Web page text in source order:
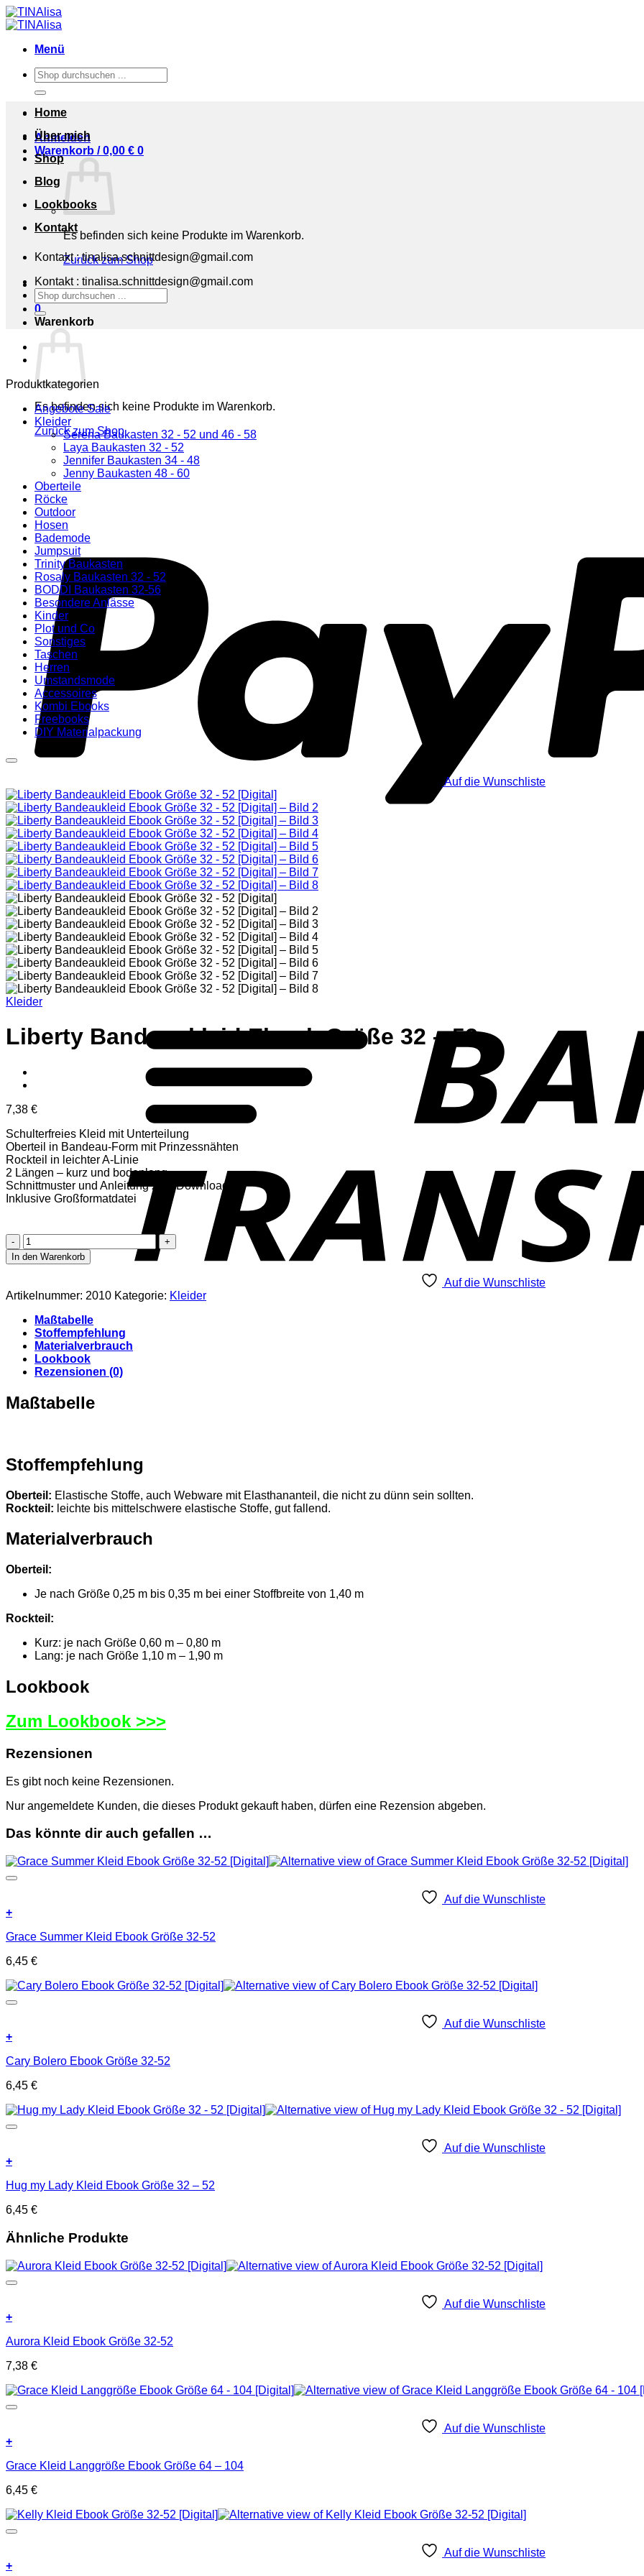
Zum
Inhalt
Menü
Suchen
nach:
Anmelden
Warenkorb /0,00 € 0
Es befinden sich keine Produkte im Warenkorb.
Zurück zum Shop
0
Warenkorb
Es befinden sich keine Produkte im Warenkorb.
Zurück zum Shop
Home
Über mich
Shop
Blog
Lookbooks
Kontakt
Kontakt : tinalisa.schnittdesign@gmail.com
Kontakt : tinalisa.schnittdesign@gmail.com
Suchen
nach:
Produktkategorien
Angebote Sale
Kleider
Serena Baukasten 32 - 52 und 46 - 58
Laya Baukasten 32 - 52
Jennifer Baukasten 34 - 48
Jenny Baukasten 48 - 60
Oberteile
Röcke
Outdoor
Hosen
Bademode
Jumpsuit
Trinity Baukasten
Rosaly Baukasten 32 - 52
BODDI Baukasten 32-56
Besondere Anlässe
Kinder
Plot und Co
Sonstiges
Taschen
Herren
Umstandsmode
Accessoires
Kombi Ebooks
Freebooks
DIY Materialpackung
Auf die Wunschliste
Kleider
Liberty Bandeaukleid Ebook Größe 32 – 52
7,38 €
Schulterfreies Kleid mit Unterteilung
Oberteil in Bandeau-Form mit Prinzessnähten
Rockteil in leichter A-Linie
2 Längen – kurz und bodenlang.
Schnittmuster und Anleitung zum Download
Inklusive Großformatdatei
Liberty
Bandeaukleid
Ebook
32
52
[Digital]
Menge
In den Warenkorb
Auf die Wunschliste
Artikelnummer: 2010 Kategorie: Kleider
Maßtabelle
Stoffempfehlung
Materialverbrauch
Lookbook
Rezensionen (0)
Maßtabelle
Stoffempfehlung
Oberteil: Elastische Stoffe, auch Webware mit Elasthananteil, die nicht zu dünn sein sollten.
Rockteil: leichte bis mittelschwere elastische Stoffe, gut fallend.
Materialverbrauch
Oberteil:
Je nach Größe 0,25 m bis 0,35 m bei einer Stoffbreite von 1,40 m
Rockteil:
Kurz: je nach Größe 0,60 m – 0,80 m
Lang: je nach Größe 1,10 m – 1,90 m
Lookbook
Zum Lookbook >>>
Rezensionen
Es gibt noch keine Rezensionen.
Nur angemeldete Kunden, die dieses Produkt gekauft haben, dürfen eine Rezension abgeben.
Das könnte dir auch gefallen …
Auf die Wunschliste
+
Grace Summer Kleid Ebook Größe 32-52
6,45 €
Auf die Wunschliste
+
Cary Bolero Ebook Größe 32-52
6,45 €
Auf die Wunschliste
+
Hug my Lady Kleid Ebook Größe 32 – 52
6,45 €
Ähnliche Produkte
Auf die Wunschliste
+
Aurora Kleid Ebook Größe 32-52
7,38 €
Auf die Wunschliste
+
Grace Kleid Langgröße Ebook Größe 64 – 104
6,45 €
Auf die Wunschliste
+